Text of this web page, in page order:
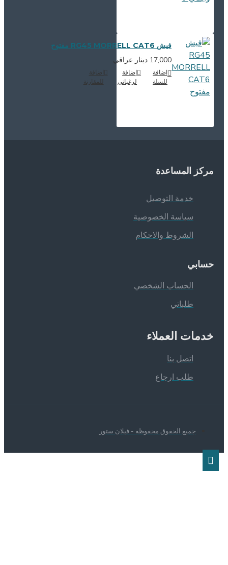
فيش RG45 MORRELL CAT6 مفتوح
17,000 دينار عراقي
اضافة
إضافة
لرغباتي
للمقارنة
المساعدة
خدمة التوصيل
سياسة الخصوصية
الشروط والاحكام
الحساب الشخصي
طلباتي
العملاء
اتصل بنا
طلب ارجاع
جميع الحقوق محفوظة - فيلان ستور